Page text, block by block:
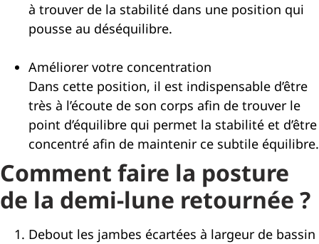
à trouver de la stabilité dans une position qui
pousse au déséquilibre.
Améliorer votre concentration
Dans cette position, il est indispensable d’être
très à l’écoute de son corps afin de trouver le
point d’équilibre qui permet la stabilité et d’être
concentré afin de maintenir ce subtile équilibre.
Comment faire la posture
de la demi-lune retournée ?
Debout les jambes écartées à largeur de bassin